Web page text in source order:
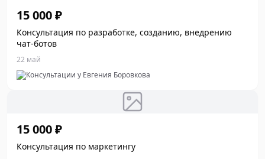
15 000 ₽
Консультация по разработке, созданию, внедрению
чат-ботов
22 май
Консультации у Евгения Боровкова
15 000 ₽
Консультация по маркетингу